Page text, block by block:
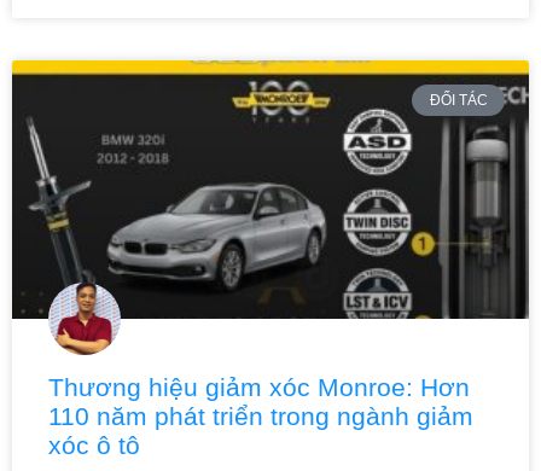
ĐỐI TÁC
Thương hiệu giảm xóc Monroe: Hơn
110 năm phát triển trong ngành giảm
xóc ô tô